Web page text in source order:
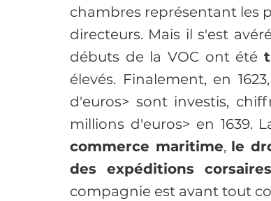
chambres représentant les
directeurs. Mais il s'est
débuts de la VOC ont été
élevés. Finalement, en
d'euros> sont investis,
millions d'euros> en 1639.
commerce maritime, le
des expéditions
compagnie est avant tout